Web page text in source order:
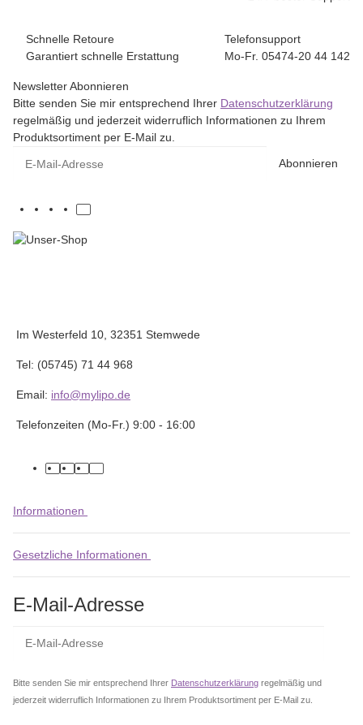
Schnelle Retoure
Garantiert schnelle Erstattung
Telefonsupport
Mo-Fr. 05474-20 44 142
Newsletter Abonnieren
Bitte senden Sie mir entsprechend Ihrer Datenschutzerklärung
regelmäßig und jederzeit widerruflich Informationen zu Ihrem
Produktsortiment per E-Mail zu.
Abonnieren
Im Westerfeld 10, 32351 Stemwede
Tel: (05745) 71 44 968
Email: info@mylipo.de
Telefonzeiten (Mo-Fr.) 9:00 - 16:00
facebook
youtube
instagram
tiktok
Informationen
Gesetzliche Informationen
E-Mail-Adresse
Bitte senden Sie mir entsprechend Ihrer Datenschutzerklärung regelmäßig und
jederzeit widerruflich Informationen zu Ihrem Produktsortiment per E-Mail zu.